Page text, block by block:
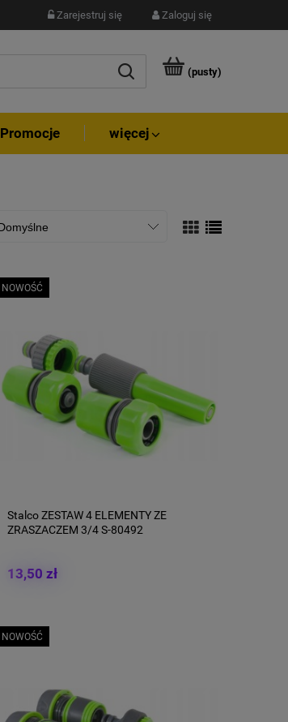
Zarejestruj się Zaloguj się
(pusty)
Promocje więcej
Stalco ZESTAW 4 ELEMENTY ZE
ZRASZACZEM 3/4 S-80492
13,50 zł
NOWOŚĆ
NOWOŚĆ